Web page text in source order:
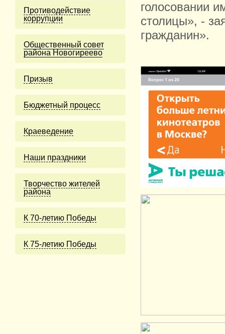
Противодействие
коррупции
Общественный совет
района Новогиреево
Призыв
Бюджетный процесс
Краеведение
Наши праздники
Творчество жителей
района
К 70-летию Победы
К 75-летию Победы
голосовании
столицы», -
гражданин».